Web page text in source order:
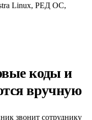
Linux, РЕД ОС,
коды и
вручную
звонит сотруднику